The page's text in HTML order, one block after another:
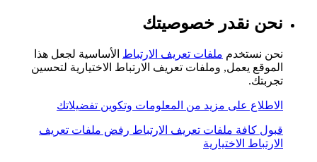
نحن نقدر خصوصيتك
نحن نستخدم ملفات تعريف الارتباط الأساسية لجعل هذا
الموقع يعمل, وملفات تعريف الارتباط الاختيارية لتحسين
تجربتك.
الاطلاع على مزيد من المعلومات وتكوين تفضيلاتك
قبول كافة ملفات تعريف الارتباط رفض ملفات تعريف
الارتباط الاختيارية